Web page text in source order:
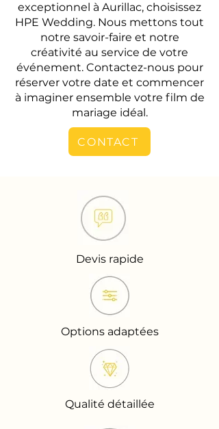
exceptionnel à Aurillac, choisissez
HPE Wedding. Nous mettons tout
notre savoir-faire et notre
créativité au service de votre
événement. Contactez-nous pour
réserver votre date et commencer
à imaginer ensemble votre film de
mariage idéal.
CONTACT
Devis rapide
Options adaptées
Qualité détaillée